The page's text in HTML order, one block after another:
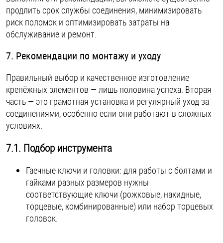
продлить срок службы соединения, минимизировать
риск поломок и оптимизировать затраты на
обслуживание и ремонт.
7. Рекомендации по монтажу и уходу
Правильный выбор и качественное изготовление
крепёжных элементов — лишь половина успеха. Вторая
часть — это грамотная установка и регулярный уход за
соединениями, особенно если они работают в сложных
условиях.
7.1. Подбор инструмента
Гаечные ключи и головки: для работы с болтами и
гайками разных размеров нужны
соответствующие ключи (рожковые, накидные,
торцевые, комбинированные) или набор торцевых
головок.